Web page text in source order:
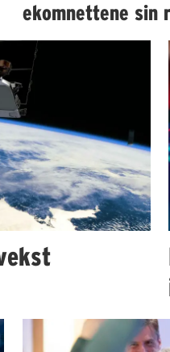
ekomnettene sin